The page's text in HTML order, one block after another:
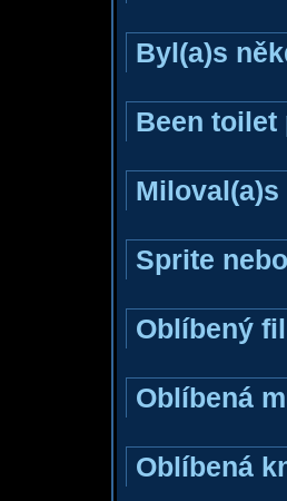
Byl(a)s
Been toilet
Sprite
Oblíbený
Oblíbená
Oblíbená